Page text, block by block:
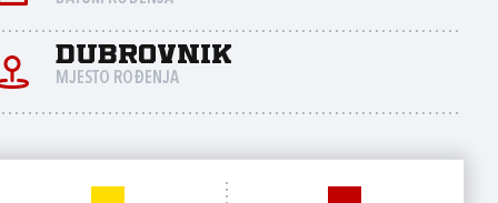
Dubrovnik
MJESTO ROĐENJA